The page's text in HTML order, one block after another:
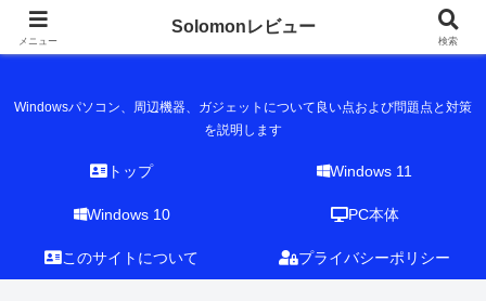
Solomonレビュー
Windowsパソコン、周辺機器、ガジェットについて良い点および問題点と対策
を説明します
トップ Windows 11
Windows 10 PC本体
このサイトについて プライバシーポリシー
メニュー
Solomonレビュー
検索